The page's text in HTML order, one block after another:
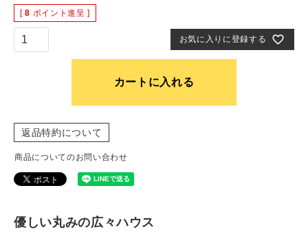
[ 8 ポイント進呈 ]
お気に入りに登録する
カートに入れる
返品特約について
商品についてのお問い合わせ
優しい丸みの広々ハウス